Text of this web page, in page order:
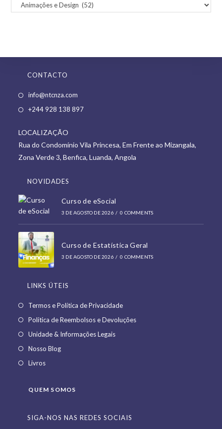
CONTACTO
info@ntcnza.com
in
tab
+244 928 138 897Opens
new
tab
LOCALIZAÇÃO
Rua do Condomínio Vila Princesa, Em Frente ao Mizangala,
Zona Verde 3, Benfica, Luanda, Angola
NOVIDADES
Curso de eSocial
3 DE AGOSTO DE 2026 / 0 COMMENTS
Curso de Estatística Geral
3 DE AGOSTO DE 2026 / 0 COMMENTS
LINKS ÚTEIS
Termos e Política de PrivacidadeOpens
in
Política de Reembolsos e DevoluçõesOpens
Unidade & Informações LegaisOpens
Nosso BlogOpens
LivrosOpens
a
QUEM SOMOS
SIGA-NOS NAS REDES SOCIAIS